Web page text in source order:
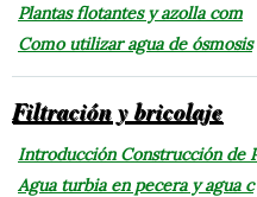
Plantas flotantes y azolla com
Como utilizar agua de ósmosis
Filtración y bricolaje
Introducción Construcción de
Agua turbia en pecera y agua c